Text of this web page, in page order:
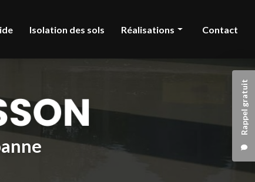
Rappel gratuit
Isolation des sols Réalisations Contact